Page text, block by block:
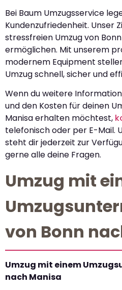
Bei Baum Umzugsservice
Kundenzufriedenheit. Unser
stressfreien Umzug von
ermöglichen. Mit unserem
modernem Equipment
Umzug schnell, sicher und
Wenn du weitere
und den Kosten für deinen
Manisa erhalten möchtest,
telefonisch oder per E-Mail.
steht dir jederzeit zur
gerne alle deine Fragen.
Umzug mit
von Bonn
Umzug mit einem
nach Manisa